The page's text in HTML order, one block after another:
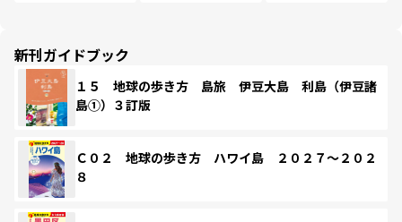
新刊ガイドブック
１５ 地球の歩き方 島旅 伊豆大島 利島（伊豆諸
島①）３訂版
Ｃ０２ 地球の歩き方 ハワイ島 ２０２７～２０２
８